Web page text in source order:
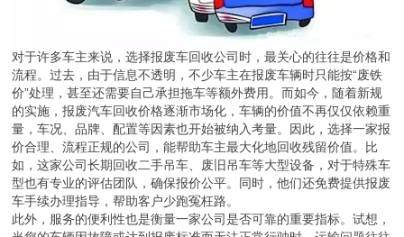
对于许多车主来说，选择报废车回收公司时，最关心的往往是价格和
流程。过去，由于信息不透明，不少车主在报废车辆时只能按“废铁
价”处理，甚至还需要自己承担拖车等额外费用。而如今，随着新规
的实施，报废汽车回收价格逐渐市场化，车辆的价值不再仅仅依赖重
量，车况、品牌、配置等因素也开始被纳入考量。因此，选择一家报
价合理、流程正规的公司，能帮助车主最大化地回收残留价值。比
如，这家公司长期回收二手吊车、废旧吊车等大型设备，对于特殊车
型也有专业的评估团队，确保报价公平。同时，他们还免费提供报废
车手续办理指导，帮助客户少跑冤枉路。
此外，服务的便利性也是衡量一家公司是否可靠的重要指标。试想，